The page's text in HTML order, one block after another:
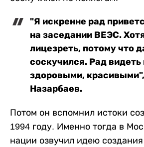
"Я искренне рад
на заседании ВЕЭС.
лицезреть, потому что
соскучился. Рад видеть
здоровыми,
Назарбаев.
Потом он вспомнил истоки
1994 году. Именно тогда в
нации озвучил идею